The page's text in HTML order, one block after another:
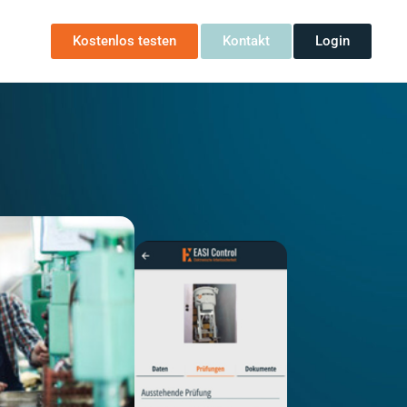
Kostenlos testen Kontakt Login